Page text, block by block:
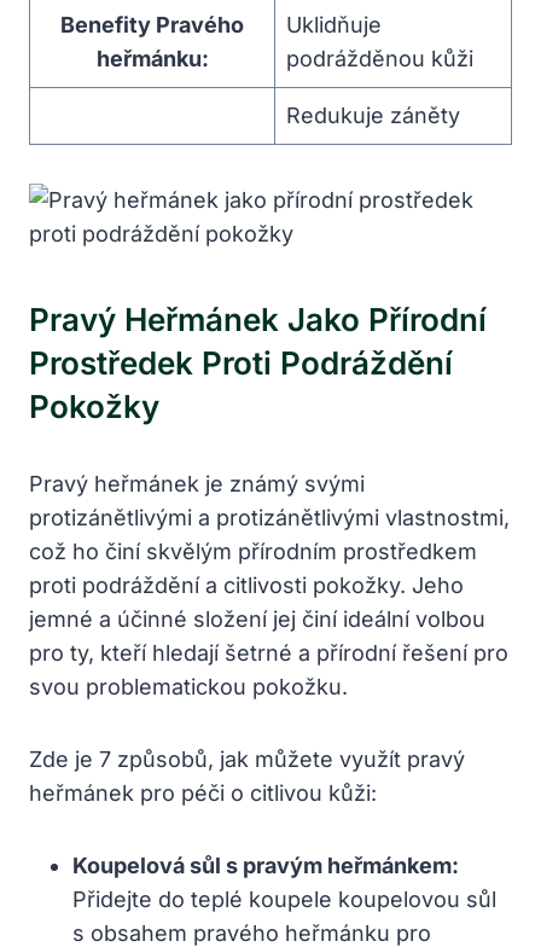
Benefity Pravého
heřmánku:
Uklidňuje
podrážděnou kůži
Redukuje záněty
Pravý Heřmánek Jako Přírodní
Prostředek Proti Podráždění
Pokožky
Pravý heřmánek je známý svými
protizánětlivými a protizánětlivými vlastnostmi,
což ho činí skvělým přírodním prostředkem
proti podráždění a citlivosti pokožky. Jeho
jemné a účinné složení jej činí ideální volbou
pro ty, kteří hledají šetrné a přírodní řešení pro
svou problematickou pokožku.
Zde je 7 způsobů, jak můžete využít pravý
heřmánek pro péči o citlivou kůži:
Koupelová sůl s pravým heřmánkem:
Přidejte do teplé koupele koupelovou sůl
s obsahem pravého heřmánku pro